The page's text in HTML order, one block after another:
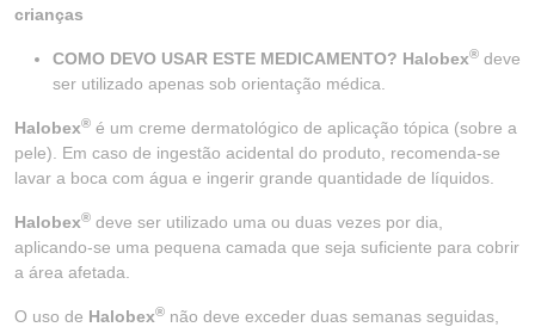
crianças
COMO DEVO USAR ESTE MEDICAMENTO? Halobex® deve
ser utilizado apenas sob orientação médica.
Halobex® é um creme dermatológico de aplicação tópica (sobre a
pele). Em caso de ingestão acidental do produto, recomenda-se
lavar a boca com água e ingerir grande quantidade de líquidos.
Halobex® deve ser utilizado uma ou duas vezes por dia,
aplicando-se uma pequena camada que seja suficiente para cobrir
a área afetada.
O uso de Halobex® não deve exceder duas semanas seguidas,